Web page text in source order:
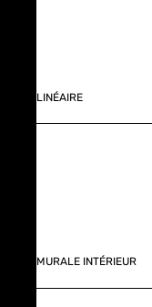
LINÉAIRE
MURALE INTÉRIEUR